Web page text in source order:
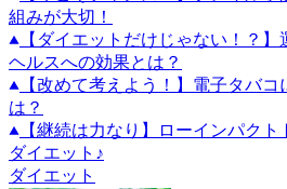
組みが大切！
【ダイエットだけじゃない！？
ヘルスへの効果とは？
【改めて考えよう！】電子タバ
は？
【継続は力なり】ローインパクト
ダイエット♪
ダイエット